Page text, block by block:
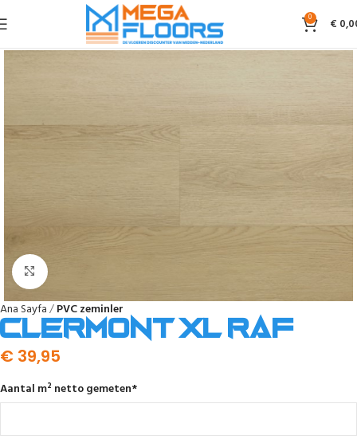
0 €
Ana Sayfa PVC zeminler
Clermont XL Raf
€ 39,95
Aantal m² netto gemeten*
Click to enlarge